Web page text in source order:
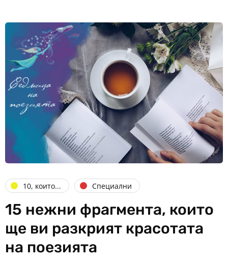
10, които... Специални
15 нежни фрагмента, които
ще ви разкрият красотата
на поезията